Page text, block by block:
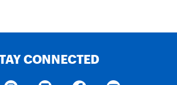
CONNECTED